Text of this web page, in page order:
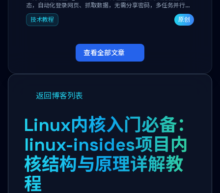
态，自动化登录网页、抓取数据，无需分享密码，多任务并行不
干扰日常使用。
技术教程
原创
查看全部文章
返回博客列表
Linux内核入门必备：
linux-insides项目内
核结构与原理详解教
程